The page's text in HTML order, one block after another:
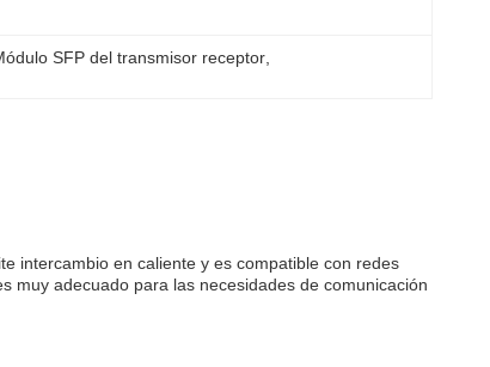
SFP del transmisor receptor
intercambio en caliente y es compatible con redes
muy adecuado para las necesidades de comunicación